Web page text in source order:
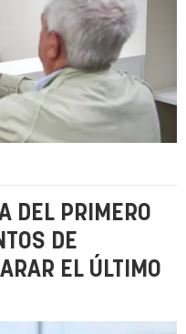
DEL PRIMERO
DE
EL ÚLTIMO